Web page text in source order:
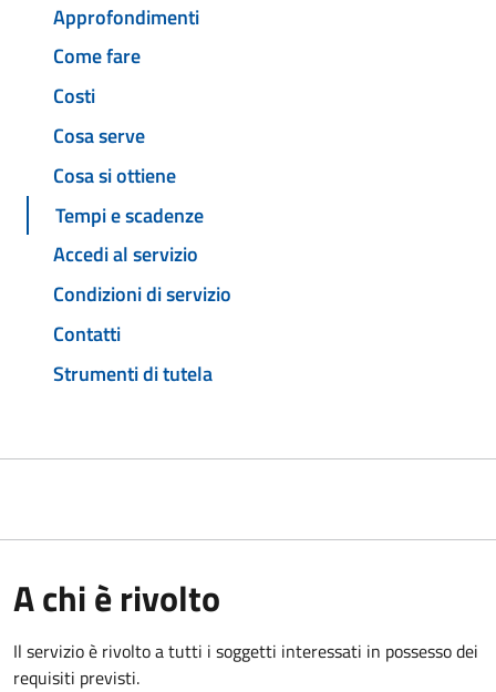
Approfondimenti
Come fare
Costi
Cosa serve
Cosa si ottiene
Tempi e scadenze
Accedi al servizio
Condizioni di servizio
Contatti
Strumenti di tutela
A chi è rivolto
Il servizio è rivolto a tutti i soggetti interessati in possesso dei
requisiti previsti.